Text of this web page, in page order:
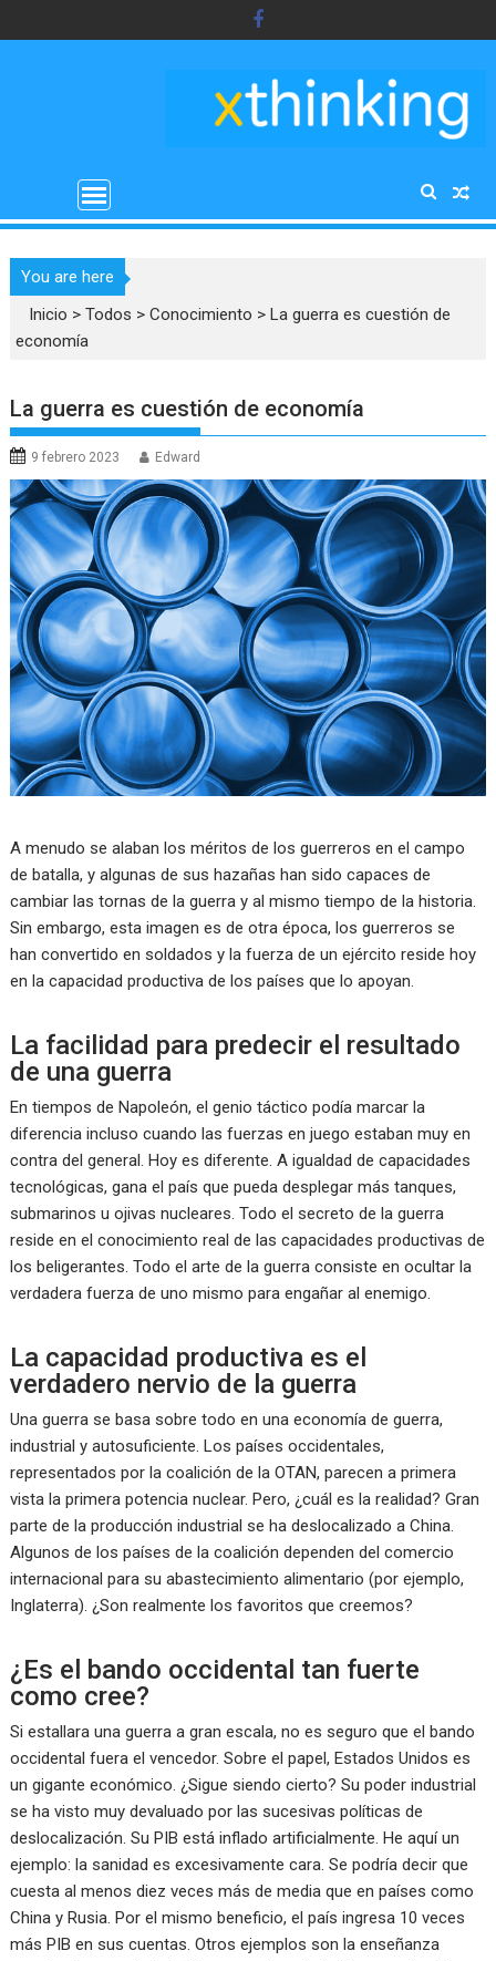
al
You are here
Inicio >Todos >Conocimiento >La guerra es cuestión de
economía
La guerra es cuestión de economía
9 febrero 2023 Edward
A menudo se alaban los méritos de los guerreros en el campo
de batalla, y algunas de sus hazañas han sido capaces de
cambiar las tornas de la guerra y al mismo tiempo de la historia.
Sin embargo, esta imagen es de otra época, los guerreros se
han convertido en soldados y la fuerza de un ejército reside hoy
en la capacidad productiva de los países que lo apoyan.
La facilidad para predecir el resultado
de una guerra
En tiempos de Napoleón, el genio táctico podía marcar la
diferencia incluso cuando las fuerzas en juego estaban muy en
contra del general. Hoy es diferente. A igualdad de capacidades
tecnológicas, gana el país que pueda desplegar más tanques,
submarinos u ojivas nucleares. Todo el secreto de la guerra
reside en el conocimiento real de las capacidades productivas de
los beligerantes. Todo el arte de la guerra consiste en ocultar la
verdadera fuerza de uno mismo para engañar al enemigo.
La capacidad productiva es el
verdadero nervio de la guerra
Una guerra se basa sobre todo en una economía de guerra,
industrial y autosuficiente. Los países occidentales,
representados por la coalición de la OTAN, parecen a primera
vista la primera potencia nuclear. Pero, ¿cuál es la realidad? Gran
parte de la producción industrial se ha deslocalizado a China.
Algunos de los países de la coalición dependen del comercio
internacional para su abastecimiento alimentario (por ejemplo,
Inglaterra). ¿Son realmente los favoritos que creemos?
¿Es el bando occidental tan fuerte
como cree?
Si estallara una guerra a gran escala, no es seguro que el bando
occidental fuera el vencedor. Sobre el papel, Estados Unidos es
un gigante económico. ¿Sigue siendo cierto? Su poder industrial
se ha visto muy devaluado por las sucesivas políticas de
deslocalización. Su PIB está inflado artificialmente. He aquí un
ejemplo: la sanidad es excesivamente cara. Se podría decir que
cuesta al menos diez veces más de media que en países como
China y Rusia. Por el mismo beneficio, el país ingresa 10 veces
más PIB en sus cuentas. Otros ejemplos son la enseñanza